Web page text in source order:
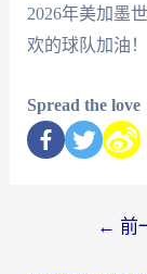
2026年美加墨
欢的球队加油！
Spread the love
← 前